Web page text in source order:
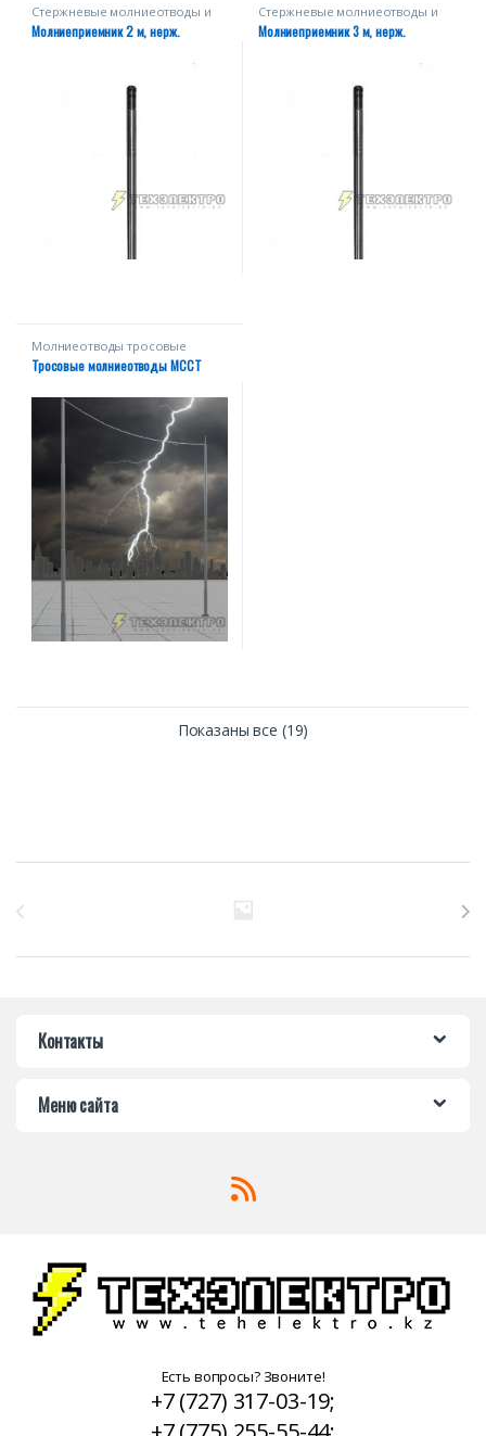
Стержневые молниеотводы и
мачты
Молниеприемник 2 м, нерж.
Стержневые молниеотводы и
мачты
Молниеприемник 3 м, нерж.
Молниеотводы тросовые
Тросовые молниеотводы МССТ
Показаны все (19)
Контакты
Меню сайта
Есть вопросы? Звоните!
+7 (727) 317-03-19;